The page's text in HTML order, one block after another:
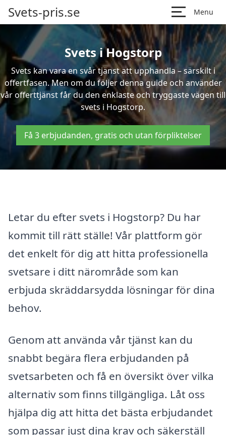
Svets-pris.se Menu
Svets i Hogstorp
Svets kan vara en svår tjänst att upphandla – särskilt i
offertfasen. Men om du följer denna guide och använder
vår offerttjänst får du den enklaste och tryggaste vägen till
svets i Hogstorp.
Få 3 erbjudanden, gratis och utan förpliktelser
Letar du efter svets i Hogstorp? Du har
kommit till rätt ställe! Vår plattform gör
det enkelt för dig att hitta professionella
svetsare i ditt närområde som kan
erbjuda skräddarsydda lösningar för dina
behov.
Genom att använda vår tjänst kan du
snabbt begära flera erbjudanden på
svetsarbeten och få en översikt över vilka
alternativ som finns tillgängliga. Låt oss
hjälpa dig att hitta det bästa erbjudandet
som passar just dina krav och säkerställ